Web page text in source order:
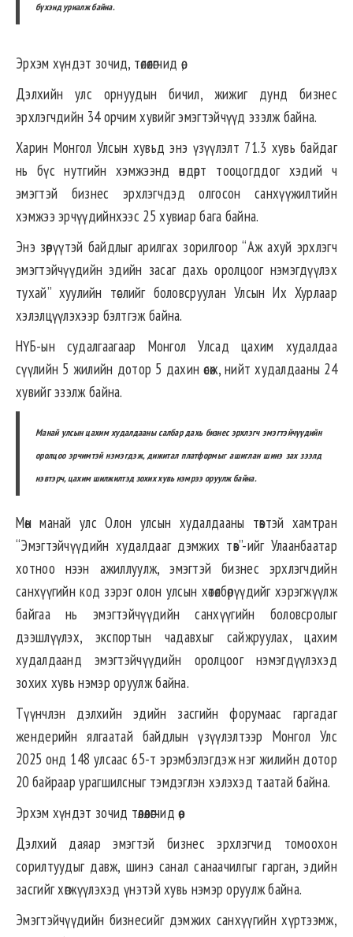
бүхэнд уриалж байна.
Эрхэм хүндэт зочид, төлөөлөгчид өө,
Дэлхийн улс орнуудын бичил, жижиг дунд бизнес
эрхлэгчдийн 34 орчим хувийг эмэгтэйчүүд эзэлж байна.
Харин Монгол Улсын хувьд энэ үзүүлэлт 71.3 хувь байдаг
нь бүс нутгийн хэмжээнд өндөрт тооцогддог хэдий ч
эмэгтэй бизнес эрхлэгчдэд олгосон санхүүжилтийн
хэмжээ эрчүүдийнхээс 25 хувиар бага байна.
Энэ зөрүүтэй байдлыг арилгах зорилгоор “Аж ахуй эрхлэгч
эмэгтэйчүүдийн эдийн засаг дахь оролцоог нэмэгдүүлэх
тухай” хуулийн төслийг боловсруулан Улсын Их Хурлаар
хэлэлцүүлэхээр бэлтгэж байна.
НҮБ-ын судалгаагаар Монгол Улсад цахим худалдаа
сүүлийн 5 жилийн дотор 5 дахин өсөж, нийт худалдааны 24
хувийг эзэлж байна.
Манай улсын цахим худалдааны салбар дахь бизнес эрхлэгч эмэгтэйчүүдийн
оролцоо эрчимтэй нэмэгдэж, дижитал платформыг ашиглан шинэ зах зээлд
нэвтэрч, цахим шилжилтэд зохих хувь нэмрээ оруулж байна.
Мөн манай улс Олон улсын худалдааны төвтэй хамтран
“Эмэгтэйчүүдийн худалдааг дэмжих төв”-ийг Улаанбаатар
хотноо нээн ажиллуулж, эмэгтэй бизнес эрхлэгчдийн
санхүүгийн код зэрэг олон улсын хөтөлбөрүүдийг хэрэгжүүлж
байгаа нь эмэгтэйчүүдийн санхүүгийн боловсролыг
дээшлүүлэх, экспортын чадавхыг сайжруулах, цахим
худалдаанд эмэгтэйчүүдийн оролцоог нэмэгдүүлэхэд
зохих хувь нэмэр оруулж байна.
Түүнчлэн дэлхийн эдийн засгийн форумаас гаргадаг
жендерийн ялгаатай байдлын үзүүлэлтээр Монгол Улс
2025 онд 148 улсаас 65-т эрэмбэлэгдэж нэг жилийн дотор
20 байраар урагшилсныг тэмдэглэн хэлэхэд таатай байна.
Эрхэм хүндэт зочид төлөөлөгчид өө,
Дэлхий даяар эмэгтэй бизнес эрхлэгчид томоохон
сорилтуудыг давж, шинэ санал санаачилгыг гарган, эдийн
засгийг хөгжүүлэхэд үнэтэй хувь нэмэр оруулж байна.
Эмэгтэйчүүдийн бизнесийг дэмжих санхүүгийн хүртээмж,